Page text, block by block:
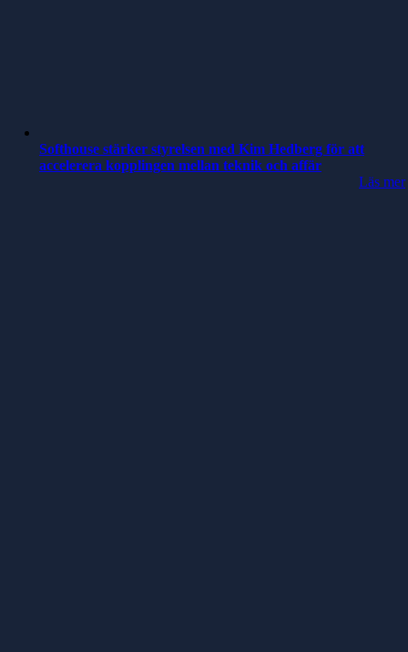
Softhouse stärker styrelsen med Kim Hedberg för att
accelerera kopplingen mellan teknik och affär
Läs mer